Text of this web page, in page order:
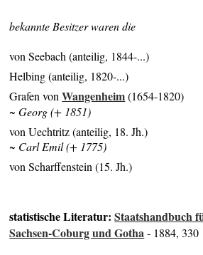
bekannte Besitzer waren die
von Seebach (anteilig, 1844-...)
Helbing (anteilig, 1820-...)
Grafen vonWangenheim(1654-1820)
~ Georg (+ 1851)
von Uechtritz (anteilig, 18. Jh.)
~ Carl Emil (+ 1775)
von Scharffenstein (15. Jh.)
statistische Literatur:Staatshandbuch
Sachsen-Coburg und Gotha- 1884, 330